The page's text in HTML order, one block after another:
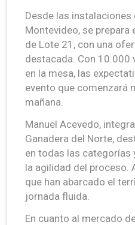
Desde las instalaciones
Montevideo, se prepara
de Lote 21, con una
destacada. Con 10.000
en la mesa, las
evento que comenzará
mañana.
Manuel Acevedo,
Ganadera del Norte,
en todas las categorías
la agilidad del proceso.
que han abarcado el
jornada fluida.
En cuanto al mercado